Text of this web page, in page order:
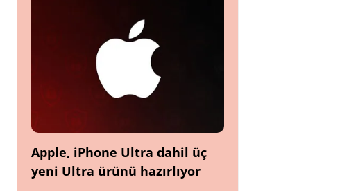
Apple, iPhone Ultra dahil üç
yeni Ultra ürünü hazırlıyor